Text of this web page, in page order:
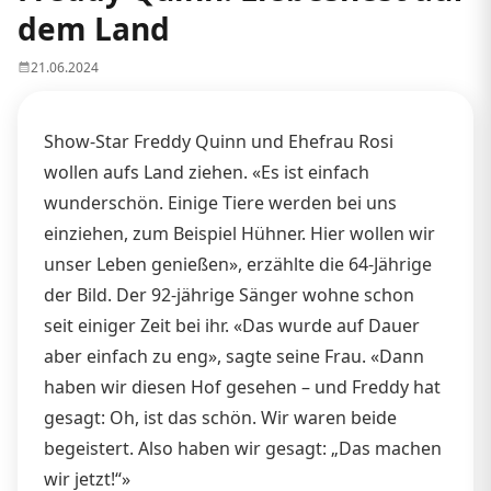
dem Land
21.06.2024
Show-Star Freddy Quinn und Ehefrau Rosi
wollen aufs Land ziehen. «Es ist einfach
wunderschön. Einige Tiere werden bei uns
einziehen, zum Beispiel Hühner. Hier wollen wir
unser Leben genießen», erzählte die 64-Jährige
der Bild. Der 92-jährige Sänger wohne schon
seit einiger Zeit bei ihr. «Das wurde auf Dauer
aber einfach zu eng», sagte seine Frau. «Dann
haben wir diesen Hof gesehen – und Freddy hat
gesagt: Oh, ist das schön. Wir waren beide
begeistert. Also haben wir gesagt: „Das machen
wir jetzt!“»